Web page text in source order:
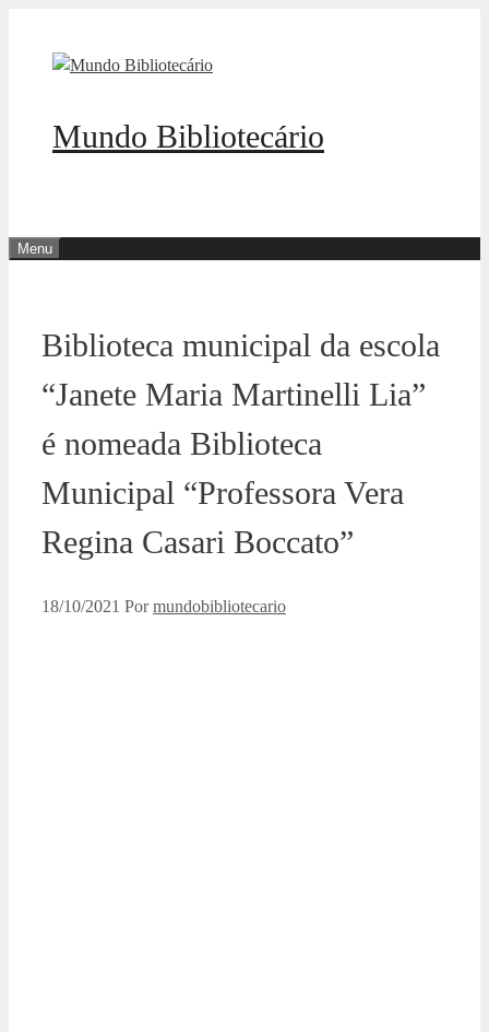
Mundo Bibliotecário
Menu
Biblioteca municipal da escola
“Janete Maria Martinelli Lia”
é nomeada Biblioteca
Municipal “Professora Vera
Regina Casari Boccato”
18/10/2021 Pormundobibliotecario